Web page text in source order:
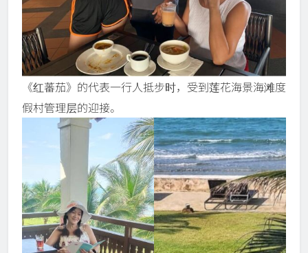
《红蕃茄》的代表一行人抵步时，受到莲花海景海滩度
假村管理层的迎接。